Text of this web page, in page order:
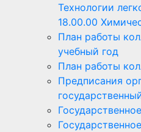
Технологии
18.00.00
План работы
учебный год
План работы
Предписания